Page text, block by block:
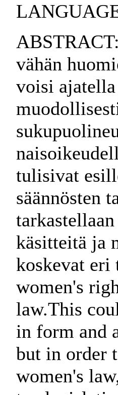
vähän
voisi
tulisivat
säännösten
käsitteitä ja
koskevat eri
women's
law.This
in form and
but in order
women's